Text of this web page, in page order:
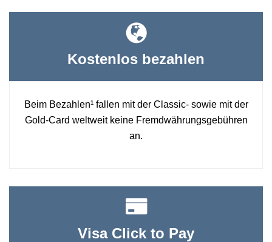
Kostenlos bezahlen
Beim Bezahlen¹ fallen mit der Classic- sowie mit der
Gold-Card weltweit keine Fremdwährungsgebühren
an.
Visa Click to Pay